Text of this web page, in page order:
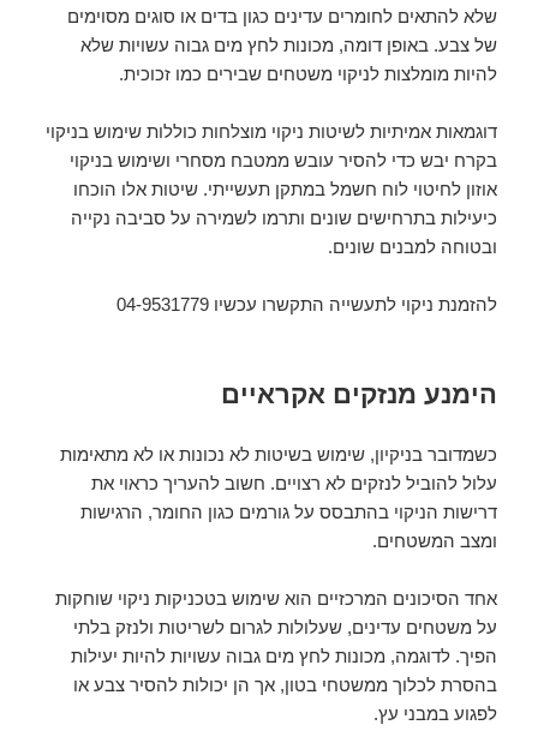
שלא להתאים לחומרים עדינים כגון בדים או סוגים מסוימים
של צבע. באופן דומה, מכונות לחץ מים גבוה עשויות שלא
להיות מומלצות לניקוי משטחים שבירים כמו זכוכית.
דוגמאות אמיתיות לשיטות ניקוי מוצלחות כוללות שימוש בניקוי
בקרח יבש כדי להסיר עובש ממטבח מסחרי ושימוש בניקוי
אוזון לחיטוי לוח חשמל במתקן תעשייתי. שיטות אלו הוכחו
כיעילות בתרחישים שונים ותרמו לשמירה על סביבה נקייה
ובטוחה למבנים שונים.
להזמנת ניקוי לתעשייה התקשרו עכשיו 04-9531779
הימנע מנזקים אקראיים
כשמדובר בניקיון, שימוש בשיטות לא נכונות או לא מתאימות
עלול להוביל לנזקים לא רצויים. חשוב להעריך כראוי את
דרישות הניקוי בהתבסס על גורמים כגון החומר, הרגישות
ומצב המשטחים.
אחד הסיכונים המרכזיים הוא שימוש בטכניקות ניקוי שוחקות
על משטחים עדינים, שעלולות לגרום לשריטות ולנזק בלתי
הפיך. לדוגמה, מכונות לחץ מים גבוה עשויות להיות יעילות
בהסרת לכלוך ממשטחי בטון, אך הן יכולות להסיר צבע או
לפגוע במבני עץ.